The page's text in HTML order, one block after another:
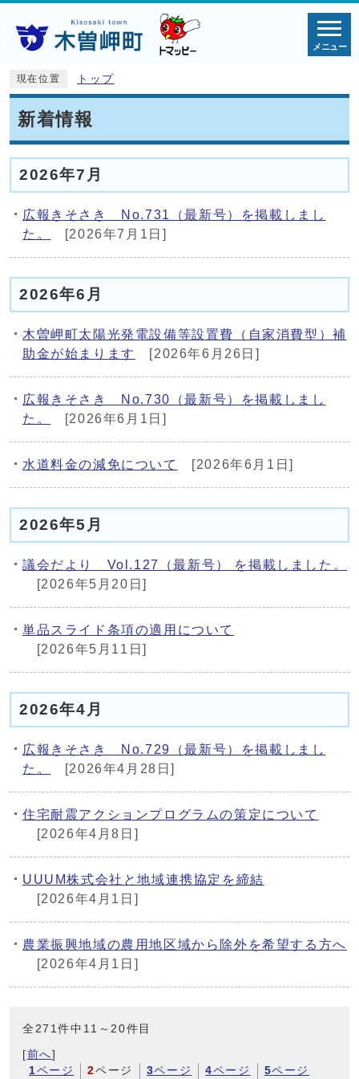
メニュー
現在位置 トップ
新着情報
2026年7月
広報きそさき No.731（最新号）を掲載しまし
た。
[2026年7月1日]
2026年6月
木曽岬町太陽光発電設備等設置費（自家消費型）補
助金が始まります
[2026年6月26日]
広報きそさき No.730（最新号）を掲載しまし
た。
[2026年6月1日]
水道料金の減免について [2026年6月1日]
2026年5月
議会だより Vol.127（最新号） を掲載しました。
[2026年5月20日]
単品スライド条項の適用について
[2026年5月11日]
2026年4月
広報きそさき No.729（最新号）を掲載しまし
た。
[2026年4月28日]
住宅耐震アクションプログラムの策定について
[2026年4月8日]
UUUM株式会社と地域連携協定を締結
[2026年4月1日]
農業振興地域の農用地区域から除外を希望する方へ
[2026年4月1日]
全271件中11～20件目
[前へ]
1ページ 2ページ 3ページ 4ページ 5ページ